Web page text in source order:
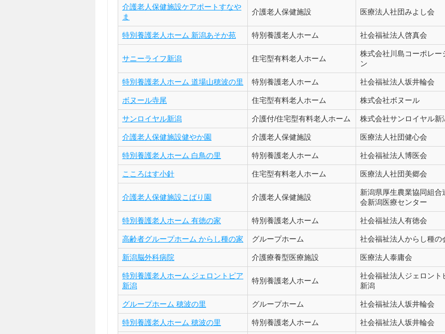
介護老人保健施設ケアポートすなや
ま
介護老人保健施設 医療法人社団みよし会
特別養護老人ホーム 新潟あそか苑 特別養護老人ホーム 社会福祉法人啓真会
サニーライフ新潟 住宅型有料老人ホーム
株式会社川島コーポレー
ン
特別養護老人ホーム 道場山穂波の里 特別養護老人ホーム 社会福祉法人坂井輪会
ボヌール寺尾 住宅型有料老人ホーム 株式会社ボヌール
サンロイヤル新潟 介護付/住宅型有料老人ホーム 株式会社サンロイヤル新
介護老人保健施設健やか園 介護老人保健施設 医療法人社団健心会
特別養護老人ホーム 白鳥の里 特別養護老人ホーム 社会福祉法人博医会
こころはす小針 住宅型有料老人ホーム 医療法人社団美郷会
介護老人保健施設こばり園 介護老人保健施設
新潟県厚生農業協同組合
会新潟医療センター
特別養護老人ホーム 有徳の家 特別養護老人ホーム 社会福祉法人有徳会
高齢者グループホーム からし種の家 グループホーム 社会福祉法人からし種の
新潟脳外科病院 介護療養型医療施設 医療法人泰庸会
特別養護老人ホーム ジェロントピア
新潟
特別養護老人ホーム
社会福祉法人ジェロント
新潟
グループホーム 穂波の里 グループホーム 社会福祉法人坂井輪会
特別養護老人ホーム 穂波の里 特別養護老人ホーム 社会福祉法人坂井輪会